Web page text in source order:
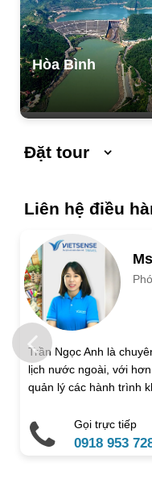
Hòa Bình
Đặt tour
Số người lớn
Trẻ em 1 đến 5 tuổi
Họ và tên
Địa chỉ liên hệ
Điện thoại di động
Liên hệ điều
Trần Ngọc Anh là
lịch nước ngoài, với
quản lý các hành trình
Gọi trực tiếp
0918 953